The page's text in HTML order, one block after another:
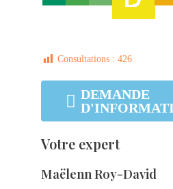
Consultations : 426
DEMANDE
Votre expert
Maëlenn Roy-David